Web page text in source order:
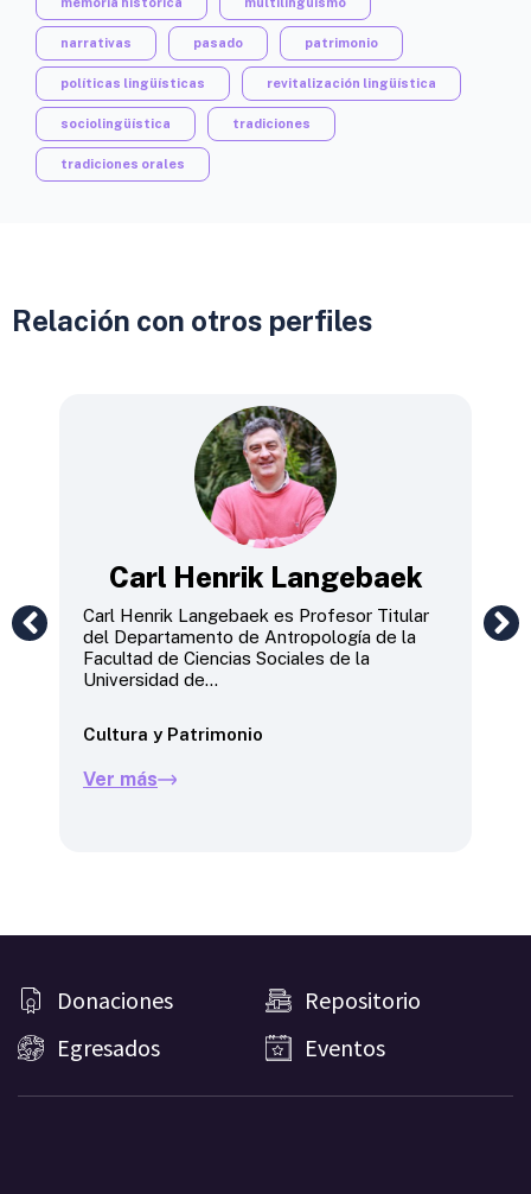
narrativas pasado patrimonio
políticas lingüísticas revitalización lingüística
sociolingüística tradiciones
tradiciones orales
Relación con otros perfiles
Carl Henrik Langebaek
Carl Henrik Langebaek es Profesor Titular
del Departamento de Antropología de la
Facultad de Ciencias Sociales de la
Universidad de...
Cultura y Patrimonio
Ver más
Donaciones
Repositorio
Egresados
Eventos